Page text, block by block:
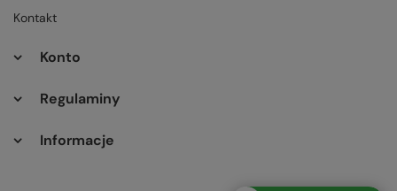
Kontakt
Konto
Regulaminy
Informacje